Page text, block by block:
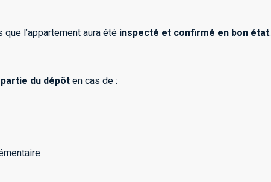
l’appartement aura été inspecté et confirmé en bon état.
du dépôt en cas de :